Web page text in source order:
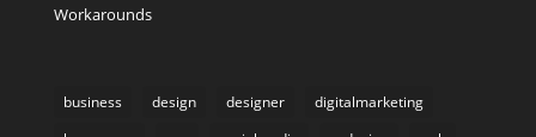
Workarounds
business design designer
digitalmarketing